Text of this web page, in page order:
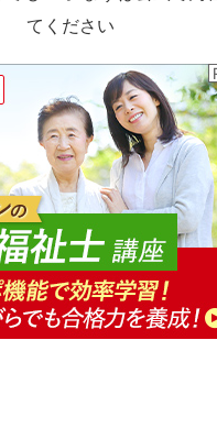
てください